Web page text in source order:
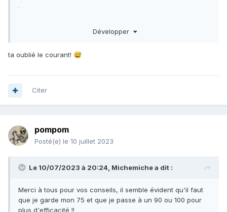
.
Développer
ta oublié le courant! 😅
Citer
pompom
Posté(e) le 10 juillet 2023
Le 10/07/2023 à 20:24, Michemichea dit :
Merci à tous pour vos conseils, il semble évident qu'il faut
que je garde mon 75 et que je passe à un 90 ou 100 pour
plus d'efficacité !!